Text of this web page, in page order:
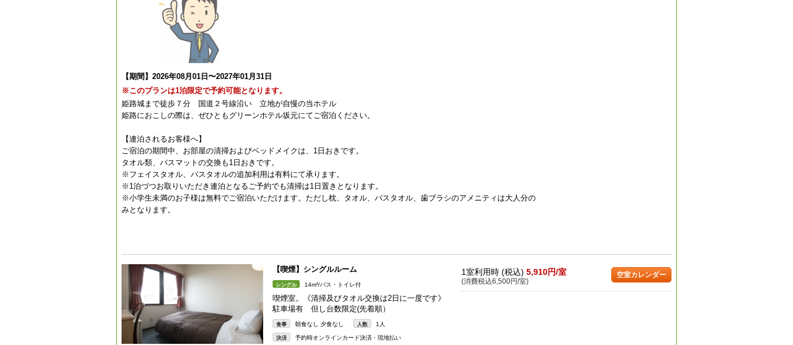
【期間】2026年08月01日〜2027年01月31日
※このプランは1泊限定で予約可能となります。
姫路城まで徒歩７分 国道２号線沿い 立地が自慢の当ホテル
姫路におこしの際は、ぜひともグリーンホテル坂元にてご宿泊ください。
【連泊されるお客様へ】
ご宿泊の期間中、お部屋の清掃およびベッドメイクは、1日おきです。
タオル類、バスマットの交換も1日おきです。
※フェイスタオル、バスタオルの追加利用は有料にて承ります。
※1泊づつお取りいただき連泊となるご予約でも清掃は1日置きとなります。
※小学生未満のお子様は無料でご宿泊いただけます。ただし枕、タオル、バスタオル、歯ブラシのアメニティは大人分の
みとなります。
【喫煙】シングルルーム
シングル 14m²/バス・トイレ付
喫煙室。《清掃及びタオル交換は2日に一度です》
駐車場有 但し台数限定(先着順）
食事 朝食なし 夕食なし 人数 1人
決済 予約時オンラインカード決済・現地払い
1室利用時 (税込) 5,910円/室
(消費税込6,500円/室)
空室カレンダー